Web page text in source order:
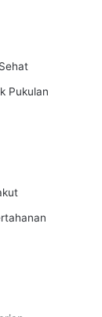
Pukulan